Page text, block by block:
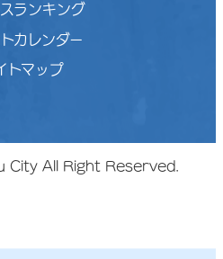
ランキング
カレンダー
トマップ
City All Right Reserved.